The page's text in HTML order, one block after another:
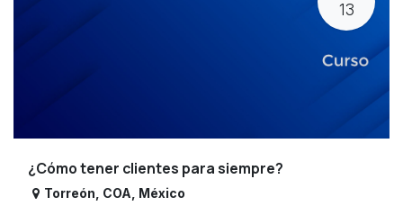
13
¿Cómo tener clientes para siempre?
Torreón COA México